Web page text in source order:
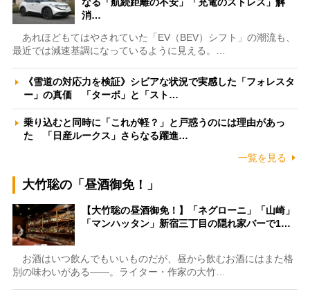
なる「航続距離の不安」「充電のストレス」解
消…
あれほどもてはやされていた「EV（BEV）シフト」の潮流も、
最近では減速基調になっているように見える。…
《雪道の対応力を検証》シビアな状況で実感した「フォレスタ
ー」の真価 「ターボ」と「スト…
乗り込むと同時に「これが軽？」と戸惑うのには理由があっ
た 「日産ルークス」さらなる躍進…
一覧を見る
大竹聡の「昼酒御免！」
【大竹聡の昼酒御免！】「ネグローニ」「山崎」
「マンハッタン」新宿三丁目の隠れ家バーで1…
お酒はいつ飲んでもいいものだが、昼から飲むお酒にはまた格
別の味わいがある――。ライター・作家の大竹…